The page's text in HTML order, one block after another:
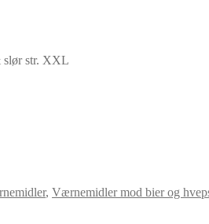
slør str. XXL
, Værnemidler mod bier og